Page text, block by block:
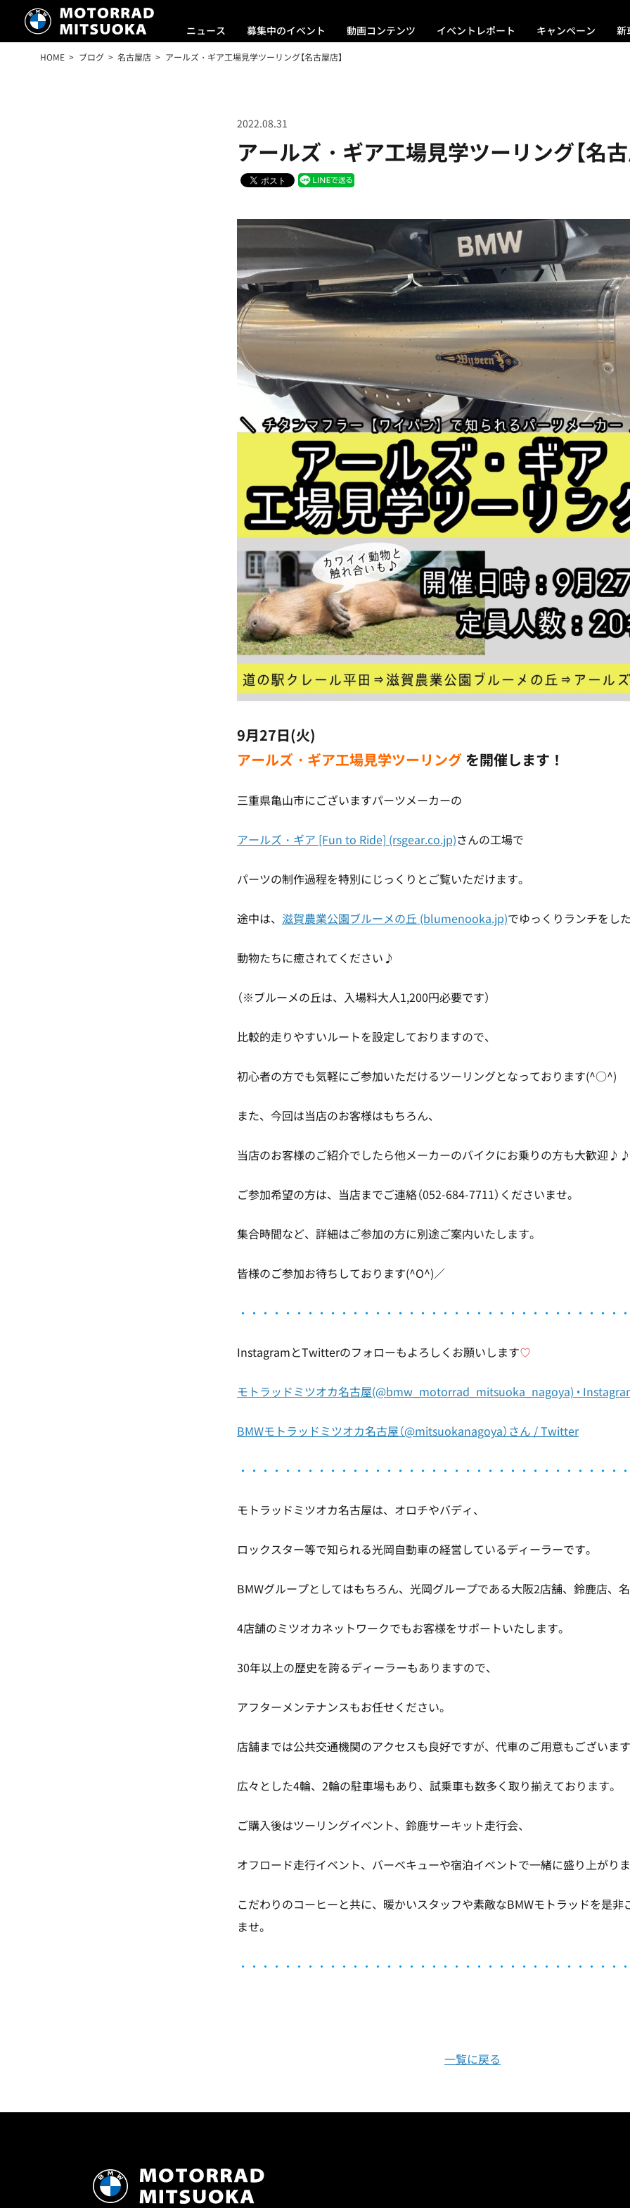
ニュース 募集中のイベント 動画コンテンツ イベントレポート キャンペーン 新
HOME ブログ 名古屋店 アールズ・ギア工場見学ツーリング【名古屋店】
アールズ・ギア工場見学ツーリング【名古
2022.08.31
9月27日(火)
アールズ・ギア工場見学ツーリング を開催します！
三重県亀山市にございますパーツメーカーの
アールズ・ギア [Fun to Ride] (rsgear.co.jp)さんの工場で
パーツの制作過程を特別にじっくりとご覧いただけます。
途中は、 滋賀農業公園ブルーメの丘 (blumenooka.jp)でゆっくりランチをし
動物たちに癒されてください♪
（※ブルーメの丘は、入場料大人1,200円必要です）
比較的走りやすいルートを設定しておりますので、
初心者の方でも気軽にご参加いただけるツーリングとなっております(^○^)
また、今回は当店のお客様はもちろん、
当店のお客様のご紹介でしたら他メーカーのバイクにお乗りの方も大歓迎♪♪
ご参加希望の方は、当店までご連絡（052-684-7711）くださいませ。
集合時間など、詳細はご参加の方に別途ご案内いたします。
皆様のご参加お待ちしております(^O^)／
・ ・・・・・・・・・・・・・・・・・・・・・・・・・・・・・・・・・
InstagramとTwitterのフォローもよろしくお願いします♡
モトラッドミツオカ名古屋(@bmw_motorrad_mitsuoka_nagoya) •
BMWモトラッドミツオカ名古屋（@mitsuokanagoya）さん / Twitter
・ ・・・・・・・・・・・・・・・・・・・・・・・・・・・・・・・・・
モトラッドミツオカ名古屋は、オロチやバディ、
ロックスター等で知られる光岡自動車の経営しているディーラーです。
BMWグループとしてはもちろん、光岡グループである大阪2店舗、鈴鹿店、
4店舗のミツオカネットワークでもお客様をサポートいたします。
30年以上の歴史を誇るディーラーもありますので、
アフターメンテナンスもお任せください。
店舗までは公共交通機関のアクセスも良好ですが、代車のご用意もございま
広々とした4輪、2輪の駐車場もあり、試乗車も数多く取り揃えております。
ご購入後はツーリングイベント、鈴鹿サーキット走行会、
オフロード走行イベント、バーベキューや宿泊イベントで一緒に盛り上がり
こだわりのコーヒーと共に、暖かいスタッフや素敵なBMWモトラッドを是非
ませ。
・ ・・・・・・・・・・・・・・・・・・・・・・・・・・・・・・・・・
一覧に戻る